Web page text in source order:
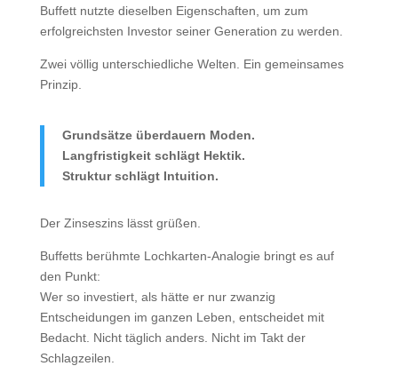
Buffett nutzte dieselben Eigenschaften, um zum
erfolgreichsten Investor seiner Generation zu werden.
Zwei völlig unterschiedliche Welten. Ein gemeinsames
Prinzip.
Grundsätze überdauern Moden.
Langfristigkeit schlägt Hektik.
Struktur schlägt Intuition.
Der Zinseszins lässt grüßen.
Buffetts berühmte Lochkarten-Analogie bringt es auf
den Punkt:
Wer so investiert, als hätte er nur zwanzig
Entscheidungen im ganzen Leben, entscheidet mit
Bedacht. Nicht täglich anders. Nicht im Takt der
Schlagzeilen.